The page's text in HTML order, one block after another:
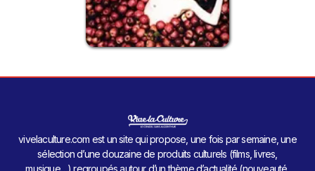
vivelaculture.com est un site qui propose, une fois par semaine, une
sélection d’une douzaine de produits culturels (films, livres,
musique…) regroupés autour d’un thème d’actualité (nouveauté,